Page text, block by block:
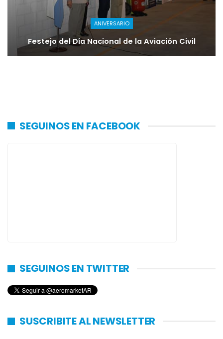
ANIVERSARIO
Festejo del Día Nacional de la Aviación Civil
SEGUINOS EN FACEBOOK
SEGUINOS EN TWITTER
SUSCRIBITE AL NEWSLETTER